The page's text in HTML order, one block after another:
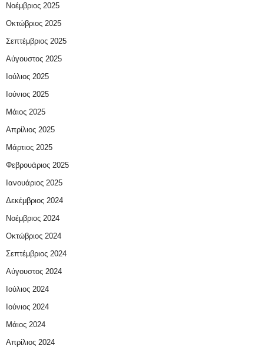
Νοέμβριος 2025
Οκτώβριος 2025
Σεπτέμβριος 2025
Αύγουστος 2025
Ιούλιος 2025
Ιούνιος 2025
Μάιος 2025
Απρίλιος 2025
Μάρτιος 2025
Φεβρουάριος 2025
Ιανουάριος 2025
Δεκέμβριος 2024
Νοέμβριος 2024
Οκτώβριος 2024
Σεπτέμβριος 2024
Αύγουστος 2024
Ιούλιος 2024
Ιούνιος 2024
Μάιος 2024
Απρίλιος 2024